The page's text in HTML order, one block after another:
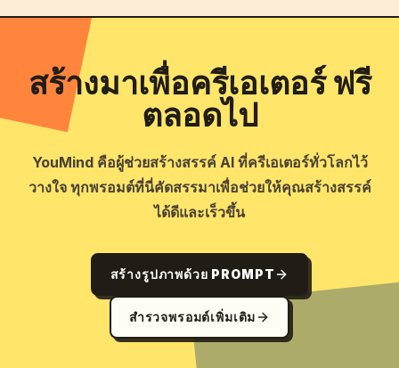
สร้างมาเพื่อครีเอเตอร์ ฟรี
ตลอดไป
YouMind คือผู้ช่วยสร้างสรรค์ AI ที่ครีเอเตอร์ทั่วโลกไว้
วางใจ ทุกพรอมต์ที่นี่คัดสรรมาเพื่อช่วยให้คุณสร้างสรรค์
ได้ดีและเร็วขึ้น
สร้างรูปภาพด้วย PROMPT
สำรวจพรอมต์เพิ่มเติม